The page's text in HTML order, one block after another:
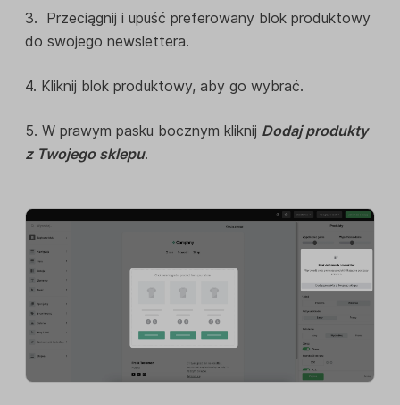
3. Przeciągnij i upuść preferowany blok produktowy
do swojego newslettera.
4. Kliknij blok produktowy, aby go wybrać.
5. W prawym pasku bocznym kliknij Dodaj produkty
z Twojego sklepu.